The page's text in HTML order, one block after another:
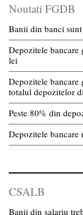
Noutati FGDB
Banii din banci
Depozitele bancare
lei
Depozitele bancare
totalul depozitelor
Peste 80% din
Depozitele bancare
CSALB
Banii din salariu